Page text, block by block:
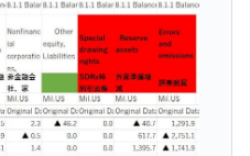
「金の保有量を増やしま
」手段ではないのか？
「1日当たり1,214.4億ド
きに強く左右される状態